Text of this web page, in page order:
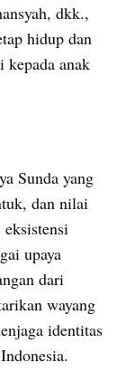
dkk.,
hidup dan
kepada anak
Sunda yang
dan nilai
upaya
dari
wayang
identitas